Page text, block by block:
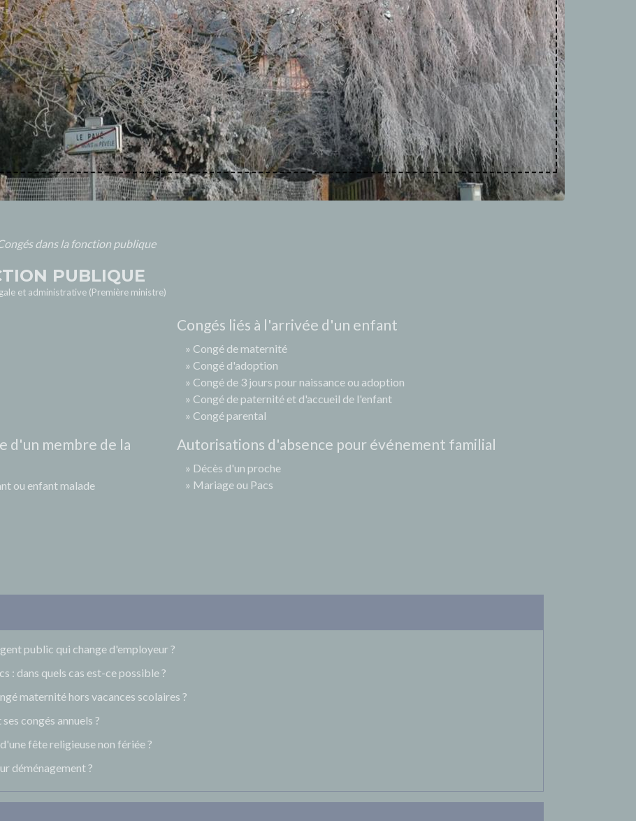
dans la fonction publique
PUBLIQUE
et administrative (Première ministre)
Congés liés à l'arrivée d'un enfant
Congé de maternité
Congé d'adoption
Congé de 3 jours pour naissance ou adoption
Congé de paternité et d'accueil de l'enfant
Congé parental
d'un membre de la
ou enfant malade
Autorisations d'absence pour événement familial
Décès d'un proche
Mariage ou Pacs
public qui change d'employeur ?
: dans quels cas est-ce possible ?
maternité hors vacances scolaires ?
congés annuels ?
fête religieuse non fériée ?
déménagement ?